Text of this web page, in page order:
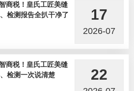
商税！皇氏工匠美缝
检测报告全扒干净了
17
2026-07
商税！皇氏工匠美缝
检测一次说清楚
22